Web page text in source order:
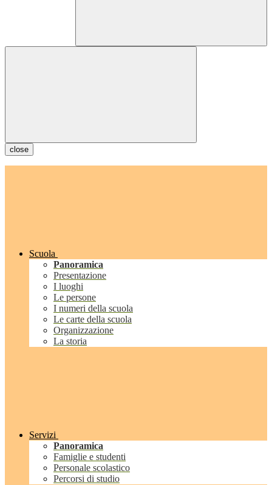
close
Scuola
Panoramica
Presentazione
I luoghi
Le persone
I numeri della scuola
Le carte della scuola
Organizzazione
La storia
Servizi
Panoramica
Famiglie e studenti
Personale scolastico
Percorsi di studio